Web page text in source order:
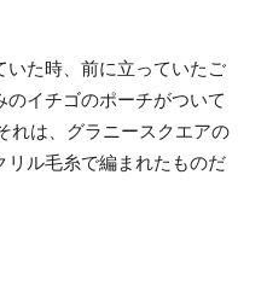
いた時、前に立っていたご
イチゴのポーチがついて
れは、グラニースクエアの
リル毛糸で編まれたものだ